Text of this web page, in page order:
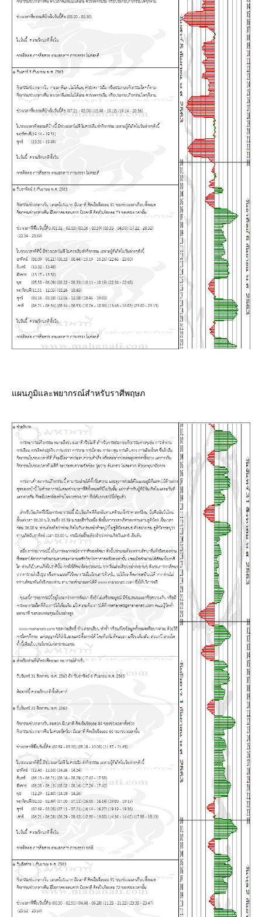
ผนภูมิและพยากรณ์สำหรับราศีพฤษภ